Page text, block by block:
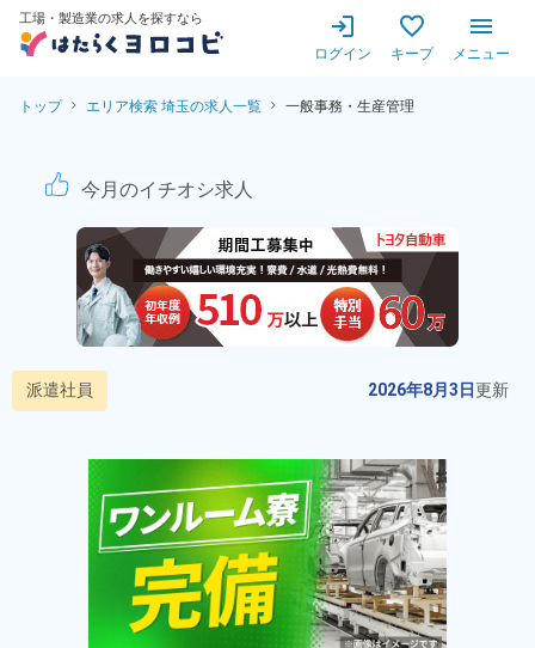
工場・製造業の求人を探すなら
ログイン キープ メニュー
トップ エリア検索 埼玉の求人一覧 一般事務・生産管理
一般事務・生産管理！日払
今月のイチオシ求人
派遣社員 2026年8月3日更新